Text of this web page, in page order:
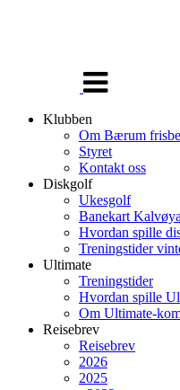
navigasjon
Klubben
Om Bærum
Styret
Kontakt oss
Diskgolf
Ukesgolf
Banekart Kalvøya
Hvordan spille
Treningstider
Ultimate
Treningstider
Hvordan spille
Om Ultimate-
Reisebrev
Reisebrev
2026
2025